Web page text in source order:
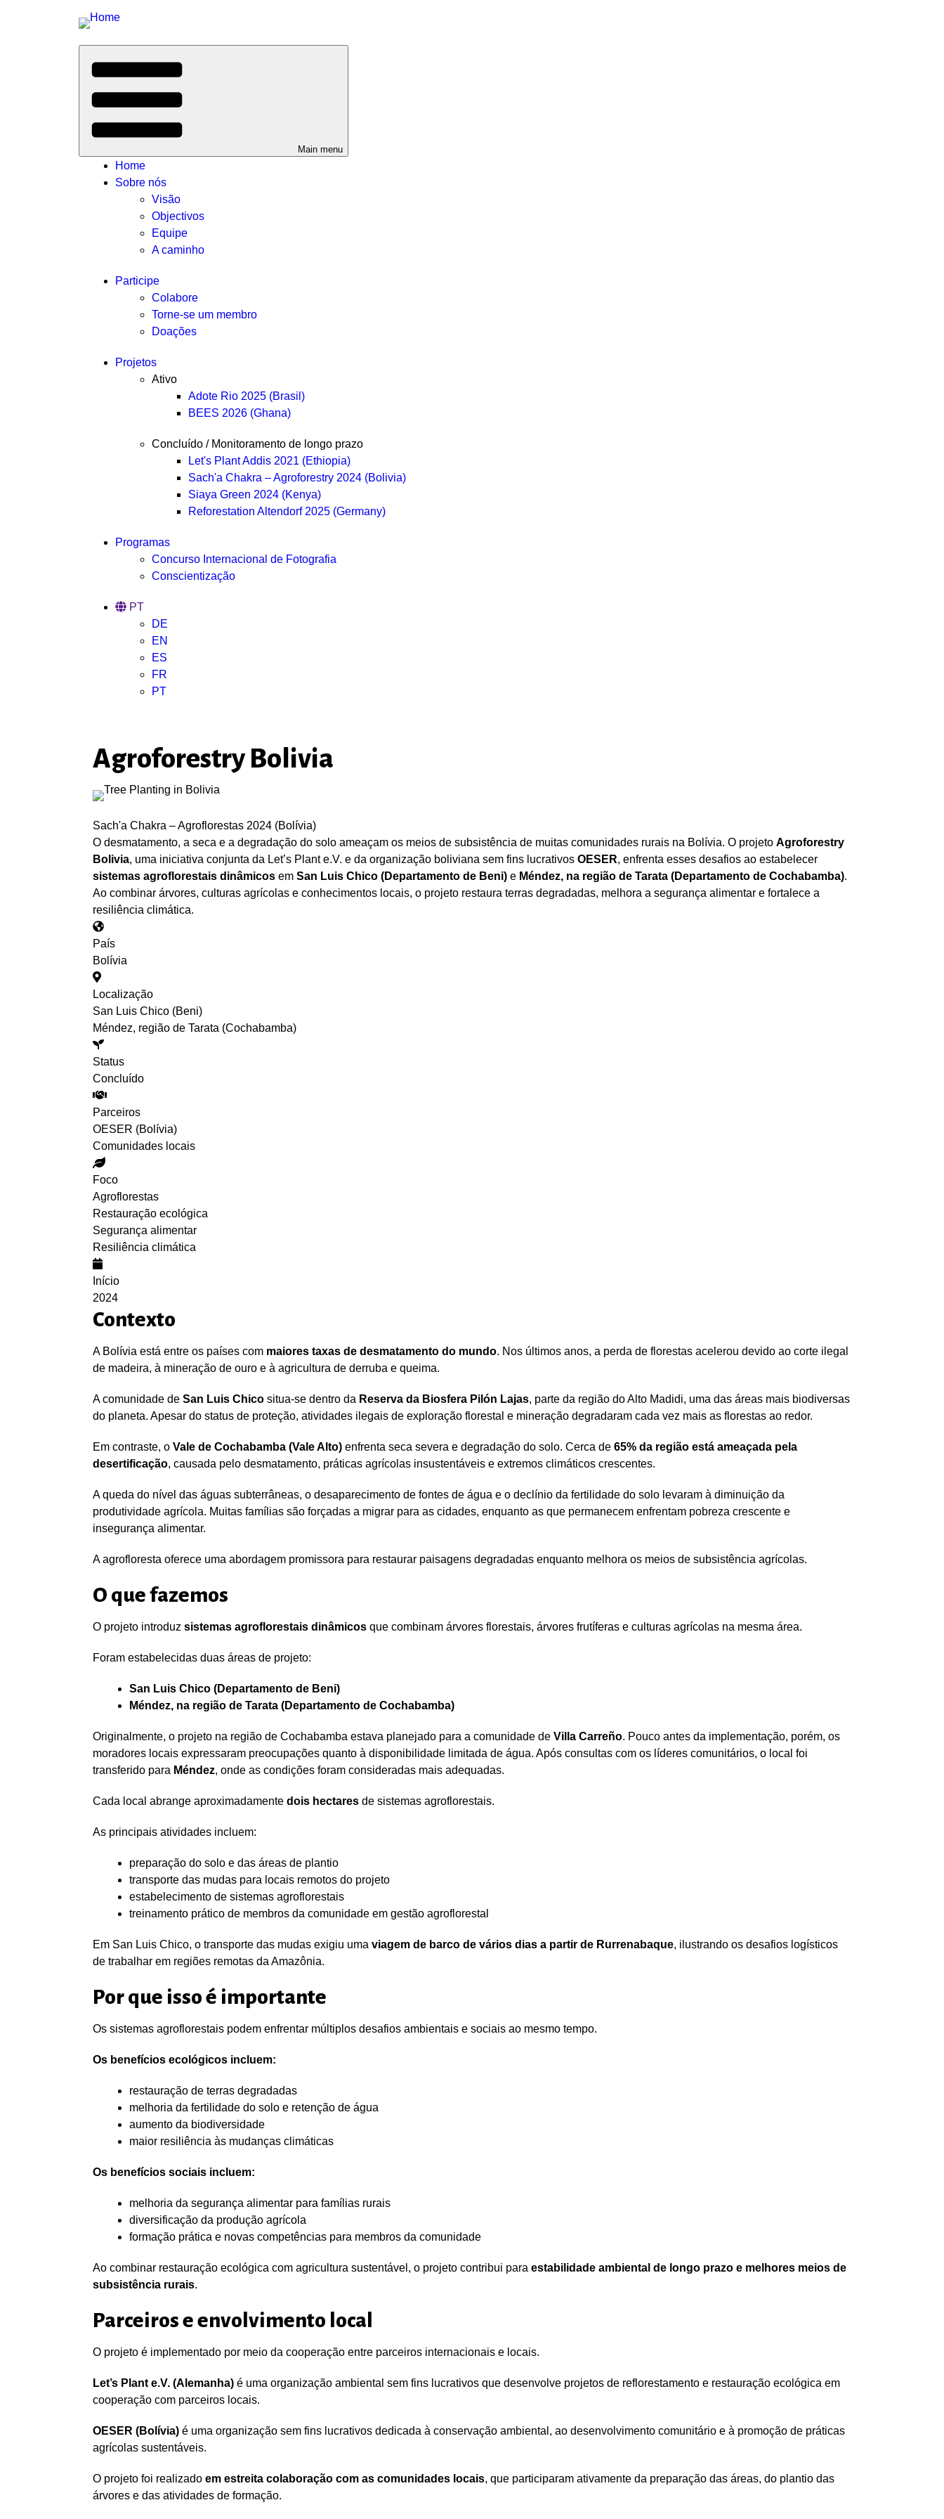
Main menu
Home
Sobre nós
Visão
Objectivos
Equipe
A caminho
Participe
Colabore
Torne-se um membro
Doações
Projetos
Ativo
Adote Rio 2025 (Brasil)
BEES 2026 (Ghana)
Concluído / Monitoramento de longo prazo
Let's Plant Addis 2021 (Ethiopia)
Sach'a Chakra – Agroforestry 2024 (Bolivia)
Siaya Green 2024 (Kenya)
Reforestation Altendorf 2025 (Germany)
Programas
Concurso Internacional de Fotografia
Conscientização
PT
DE
EN
ES
FR
PT
Agroforestry Bolivia
Sach'a Chakra – Agroflorestas 2024 (Bolívia)
O desmatamento, a seca e a degradação do solo ameaçam os meios de subsistência de muitas comunidades rurais na Bolívia. O projeto Agroforestry
Bolivia, uma iniciativa conjunta da Let’s Plant e.V. e da organização boliviana sem fins lucrativos OESER, enfrenta esses desafios ao estabelecer
sistemas agroflorestais dinâmicos em San Luis Chico (Departamento de Beni) e Méndez, na região de Tarata (Departamento de Cochabamba).
Ao combinar árvores, culturas agrícolas e conhecimentos locais, o projeto restaura terras degradadas, melhora a segurança alimentar e fortalece a
resiliência climática.
País
Bolívia
Localização
San Luis Chico (Beni)
Méndez, região de Tarata (Cochabamba)
Status
Concluído
Parceiros
OESER (Bolívia)
Comunidades locais
Foco
Agroflorestas
Restauração ecológica
Segurança alimentar
Resiliência climática
Início
2024
Contexto
A Bolívia está entre os países com maiores taxas de desmatamento do mundo. Nos últimos anos, a perda de florestas acelerou devido ao corte ilegal
de madeira, à mineração de ouro e à agricultura de derruba e queima.
A comunidade de San Luis Chico situa-se dentro da Reserva da Biosfera Pilón Lajas, parte da região do Alto Madidi, uma das áreas mais biodiversas
do planeta. Apesar do status de proteção, atividades ilegais de exploração florestal e mineração degradaram cada vez mais as florestas ao redor.
Em contraste, o Vale de Cochabamba (Vale Alto) enfrenta seca severa e degradação do solo. Cerca de 65% da região está ameaçada pela
desertificação, causada pelo desmatamento, práticas agrícolas insustentáveis e extremos climáticos crescentes.
A queda do nível das águas subterrâneas, o desaparecimento de fontes de água e o declínio da fertilidade do solo levaram à diminuição da
produtividade agrícola. Muitas famílias são forçadas a migrar para as cidades, enquanto as que permanecem enfrentam pobreza crescente e
insegurança alimentar.
A agrofloresta oferece uma abordagem promissora para restaurar paisagens degradadas enquanto melhora os meios de subsistência agrícolas.
O que fazemos
O projeto introduz sistemas agroflorestais dinâmicos que combinam árvores florestais, árvores frutíferas e culturas agrícolas na mesma área.
Foram estabelecidas duas áreas de projeto:
San Luis Chico (Departamento de Beni)
Méndez, na região de Tarata (Departamento de Cochabamba)
Originalmente, o projeto na região de Cochabamba estava planejado para a comunidade de Villa Carreño. Pouco antes da implementação, porém, os
moradores locais expressaram preocupações quanto à disponibilidade limitada de água. Após consultas com os líderes comunitários, o local foi
transferido para Méndez, onde as condições foram consideradas mais adequadas.
Cada local abrange aproximadamente dois hectares de sistemas agroflorestais.
As principais atividades incluem:
preparação do solo e das áreas de plantio
transporte das mudas para locais remotos do projeto
estabelecimento de sistemas agroflorestais
treinamento prático de membros da comunidade em gestão agroflorestal
Em San Luis Chico, o transporte das mudas exigiu uma viagem de barco de vários dias a partir de Rurrenabaque, ilustrando os desafios logísticos
de trabalhar em regiões remotas da Amazônia.
Por que isso é importante
Os sistemas agroflorestais podem enfrentar múltiplos desafios ambientais e sociais ao mesmo tempo.
Os benefícios ecológicos incluem:
restauração de terras degradadas
melhoria da fertilidade do solo e retenção de água
aumento da biodiversidade
maior resiliência às mudanças climáticas
Os benefícios sociais incluem:
melhoria da segurança alimentar para famílias rurais
diversificação da produção agrícola
formação prática e novas competências para membros da comunidade
Ao combinar restauração ecológica com agricultura sustentável, o projeto contribui para estabilidade ambiental de longo prazo e melhores meios de
subsistência rurais.
Parceiros e envolvimento local
O projeto é implementado por meio da cooperação entre parceiros internacionais e locais.
Let’s Plant e.V. (Alemanha) é uma organização ambiental sem fins lucrativos que desenvolve projetos de reflorestamento e restauração ecológica em
cooperação com parceiros locais.
OESER (Bolívia) é uma organização sem fins lucrativos dedicada à conservação ambiental, ao desenvolvimento comunitário e à promoção de práticas
agrícolas sustentáveis.
O projeto foi realizado em estreita colaboração com as comunidades locais, que participaram ativamente da preparação das áreas, do plantio das
árvores e das atividades de formação.